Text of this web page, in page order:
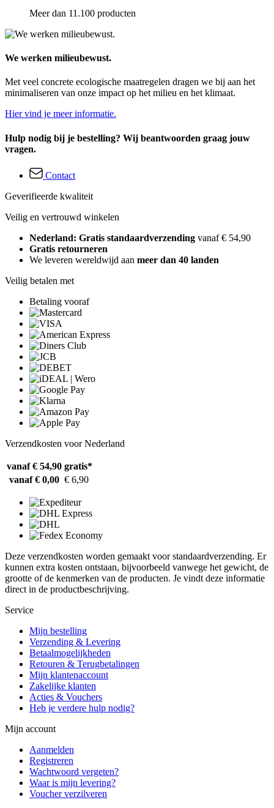
Meer dan 11.100 producten
We werken milieubewust.
Met veel concrete ecologische maatregelen dragen we bij aan het
minimaliseren van onze impact op het milieu en het klimaat.
Hier vind je meer informatie.
Hulp nodig bij je bestelling? Wij beantwoorden graag jouw
vragen.
Contact
Geverifieerde kwaliteit
Veilig en vertrouwd winkelen
Nederland: Gratis standaardverzending vanaf € 54,90
Gratis retourneren
We leveren wereldwijd aan meer dan 40 landen
Veilig betalen met
Betaling vooraf
Verzendkosten voor Nederland
vanaf € 54,90 gratis*
vanaf € 0,00 € 6,90
Deze verzendkosten worden gemaakt voor standaardverzending. Er
kunnen extra kosten ontstaan, bijvoorbeeld vanwege het gewicht, de
grootte of de kenmerken van de producten. Je vindt deze informatie
direct in de productbeschrijving.
Service
Mijn bestelling
Verzending & Levering
Betaalmogelijkheden
Retouren & Terugbetalingen
Mijn klantenaccount
Zakelijke klanten
Acties & Vouchers
Heb je verdere hulp nodig?
Mijn account
Aanmelden
Registreren
Wachtwoord vergeten?
Waar is mijn levering?
Voucher verzilveren